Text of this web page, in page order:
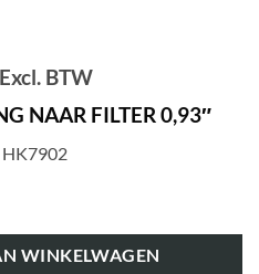
Excl. BTW
NAAR FILTER 0,93″
HK7902
WINKELWAGEN